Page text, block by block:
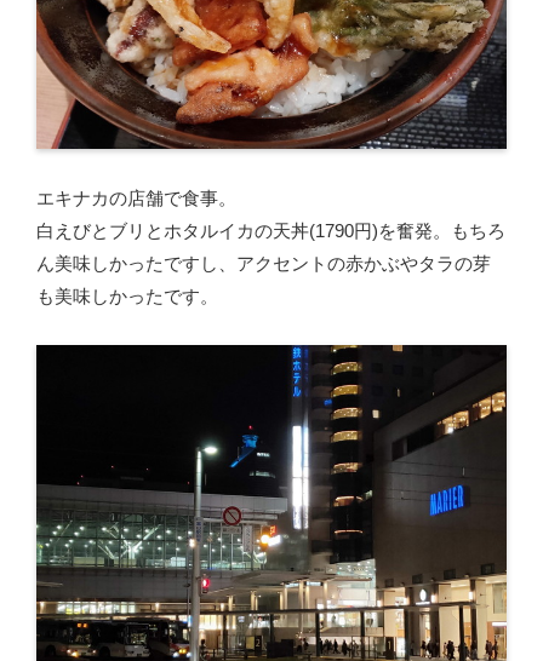
エキナカの店舗で食事。
白えびとブリとホタルイカの天丼(1790円)を奮発。もちろ
ん美味しかったですし、アクセントの赤かぶやタラの芽
も美味しかったです。